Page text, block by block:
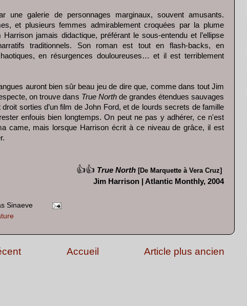
une galerie de personnages marginaux, souvent amusants.
et plusieurs femmes admirablement croquées par la plume
Harrison jamais didactique, préférant le sous-entendu et l’ellipse
traditionnels. Son roman est tout en flash-backs, en
en résurgences douloureuses… et il est terriblement
auront bien sûr beau jeu de dire que, comme dans tout Jim
on trouve dans True Northde grandes étendues sauvages
droit sorties d’un film de John Ford, et de lourds secrets de famille
enfouis bien longtemps. On peut ne pas y adhérer, ce n'est
came, mais lorsque Harrison écrit à ce niveau de grâce, il est
👍👍 True North [De Marquette à Vera Cruz]
Jim Harrison | Atlantic Monthly, 2004
Sinaeve
Article plus ancien
Accueil